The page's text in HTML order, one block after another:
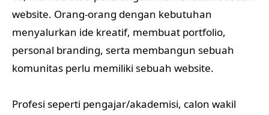
website. Orang-orang dengan kebutuhan
menyalurkan ide kreatif, membuat portfolio,
personal branding, serta membangun sebuah
komunitas perlu memiliki sebuah website.
Profesi seperti pengajar/akademisi, calon wakil